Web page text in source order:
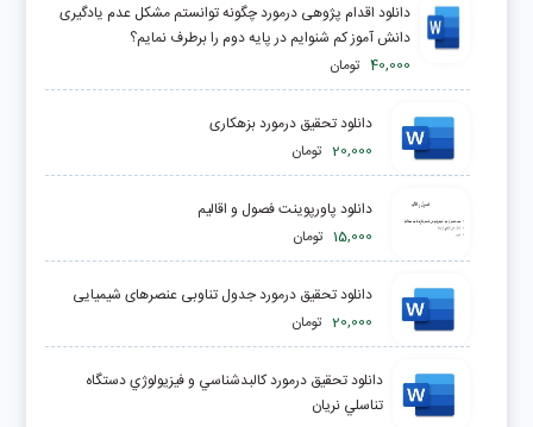
دانلود اقدام پژوهی درمورد چگونه توانستم مشکل عدم یادگیری
دانش آموز کم شنوایم در پایه دوم را برطرف نمایم؟
40,000 تومان
دانلود تحقیق درمورد بزهکاری
20,000 تومان
دانلود پاورپوینت فصول و اقالیم
15,000 تومان
دانلود تحقیق درمورد جدول تناوبی عنصرهای شیمیایی
20,000 تومان
دانلود تحقیق درمورد كالبدشناسي و فيزيولوژي دستگاه
تناسلي نريان